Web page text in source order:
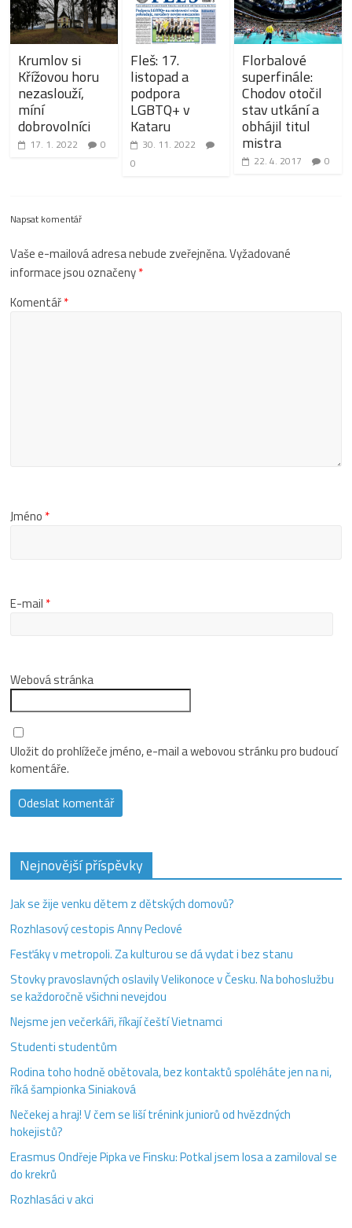
Krumlov si
Křížovou horu
nezaslouží,
míní
dobrovolníci
17. 1. 2022 0
Fleš: 17.
listopad a
podpora
LGBTQ+ v
Kataru
30. 11. 2022
0
Florbalové
superfinále:
Chodov otočil
stav utkání a
obhájil titul
mistra
22. 4. 2017 0
Napsat komentář
Vaše e-mailová adresa nebude zveřejněna.Vyžadované
informace jsou označeny*
Komentář*
Jméno *
E-mail *
Webová stránka
Uložit do prohlížeče jméno, e-mail a webovou stránku pro budoucí
komentáře.
Nejnovější příspěvky
Jak se žije venku dětem z dětských domovů?
Rozhlasový cestopis Anny Peclové
Fesťáky v metropoli. Za kulturou se dá vydat i bez stanu
Stovky pravoslavných oslavily Velikonoce v Česku. Na bohoslužbu
se každoročně všichni nevejdou
Nejsme jen večerkáři, říkají čeští Vietnamci
Studenti studentům
Rodina toho hodně obětovala, bez kontaktů spoléháte jen na ni,
říká šampionka Siniaková
Nečekej a hraj! V čem se liší trénink juniorů od hvězdných
hokejistů?
Erasmus Ondřeje Pipka ve Finsku: Potkal jsem losa a zamiloval se
do krekrů
Rozhlasáci v akci